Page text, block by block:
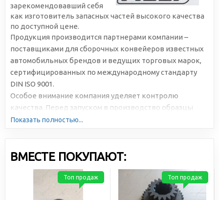
зарекомендовавший себя
как изготовитель запасных частей высокого качества
по доступной цене.
Продукция производится партнерами компании –
поставщиками для сборочных конвейеров известных
автомобильных брендов и ведущих торговых марок,
сертифицированных по международному стандарту
DIN ISO 9001.
Особое внимание компания уделяет контролю
качества. Перед запуском в производство образцы
подвергаются многократному и всестороннему
Показать полностью...
ВМЕСТЕ ПОКУПАЮТ:
Топ продаж Топ продаж